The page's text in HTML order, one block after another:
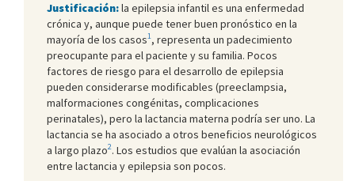
Justificación:la epilepsia infantil es una enfermedad
crónica y, aunque puede tener buen pronóstico en la
mayoría de los casos1, representa un padecimiento
preocupante para el paciente y su familia. Pocos
factores de riesgo para el desarrollo de epilepsia
pueden considerarse modificables (preeclampsia,
malformaciones congénitas, complicaciones
perinatales), pero la lactancia materna podría ser uno. La
lactancia se ha asociado a otros beneficios neurológicos
a largo plazo2. Los estudios que evalúan la asociación
entre lactancia y epilepsia son pocos.